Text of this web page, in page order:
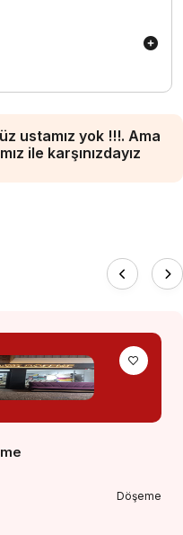
ustamız yok !!!. Ama
ile karşınızdayız
Döşeme